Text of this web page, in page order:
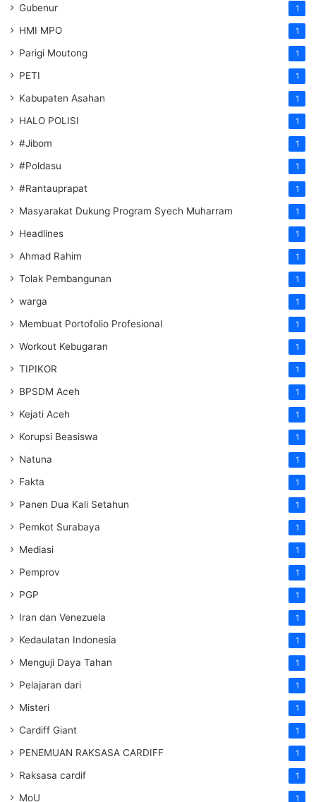
Gubenur 1
HMI MPO 1
Parigi Moutong 1
PETI 1
Kabupaten Asahan 1
HALO POLISI 1
#Jibom 1
#Poldasu 1
#Rantauprapat 1
Masyarakat Dukung Program Syech Muharram 1
Headlines 1
Ahmad Rahim 1
Tolak Pembangunan 1
warga 1
Membuat Portofolio Profesional 1
Workout Kebugaran 1
TIPIKOR 1
BPSDM Aceh 1
Kejati Aceh 1
Korupsi Beasiswa 1
Natuna 1
Fakta 1
Panen Dua Kali Setahun 1
Pemkot Surabaya 1
Mediasi 1
Pemprov 1
PGP 1
Iran dan Venezuela 1
Kedaulatan Indonesia 1
Menguji Daya Tahan 1
Pelajaran dari 1
Misteri 1
Cardiff Giant 1
PENEMUAN RAKSASA CARDIFF 1
Raksasa cardif 1
MoU 1